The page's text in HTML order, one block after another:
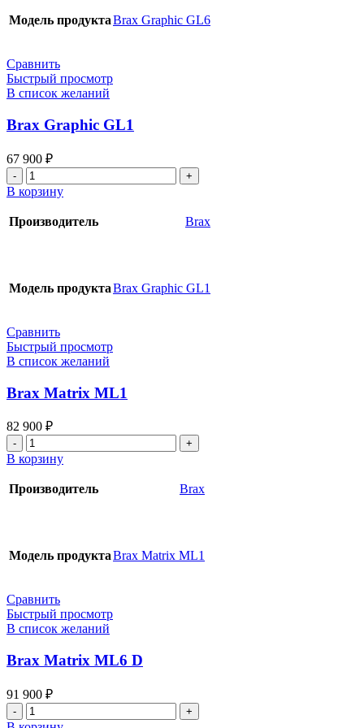
Модель продуктаBrax Graphic GL6
Сравнить
Быстрый просмотр
В список желаний
Brax Graphic GL1
67 900 ₽
Количество
товара
Brax
Graphic
В корзину
Производитель Brax
Модель продуктаBrax Graphic GL1
Сравнить
Быстрый просмотр
В список желаний
Brax Matrix ML1
82 900 ₽
Количество
товара
Brax
Matrix
В корзину
Производитель Brax
Модель продуктаBrax Matrix ML1
Сравнить
Быстрый просмотр
В список желаний
Brax Matrix ML6 D
91 900 ₽
Количество
товара